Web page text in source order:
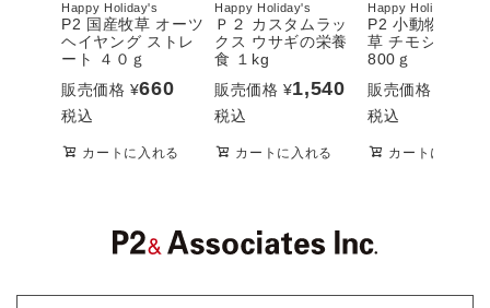
Happy Holiday's
P2 国産牧草 オーツ
ヘイヤング ストレ
ート ４０ｇ
販売価格 ¥660
税込
カートに入れる
Happy Holiday's
Ｐ２ カスタムラッ
クス ウサギの栄養
食 １kg
販売価格 ¥1,540
税込
カートに入れる
Happy Holiday's
P2 小動物用乾
草 チモシー 一
800ｇ
販売価格
税込
カートに入れる